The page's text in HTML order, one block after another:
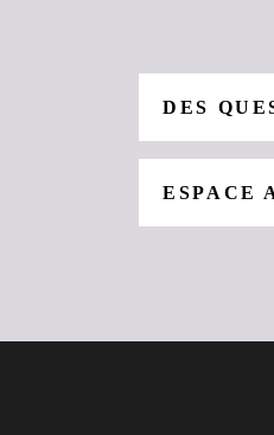
DES
ESPACE